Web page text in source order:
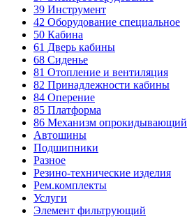
39 Инструмент
42 Оборудование специальное
50 Кабина
61 Дверь кабины
68 Сиденье
81 Отопление и вентиляция
82 Принадлежности кабины
84 Оперение
85 Платформа
86 Механизм опрокидывающий
Автошины
Подшипники
Разное
Резино-технические изделия
Рем.комплекты
Услуги
Элемент фильтрующий